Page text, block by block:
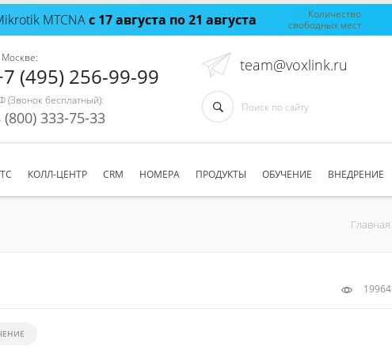
MTCNAс 17 августа по 21 августа
Количество
свободных мест
(495) 256-99-99
(Звонок бесплатный):
(800) 333-75-33
team@voxlink.ru
КОЛЛ-ЦЕНТР CRM НОМЕРА ПРОДУКТЫ ОБУЧЕНИЕ ВНЕДРЕНИЕ
Главная
19964